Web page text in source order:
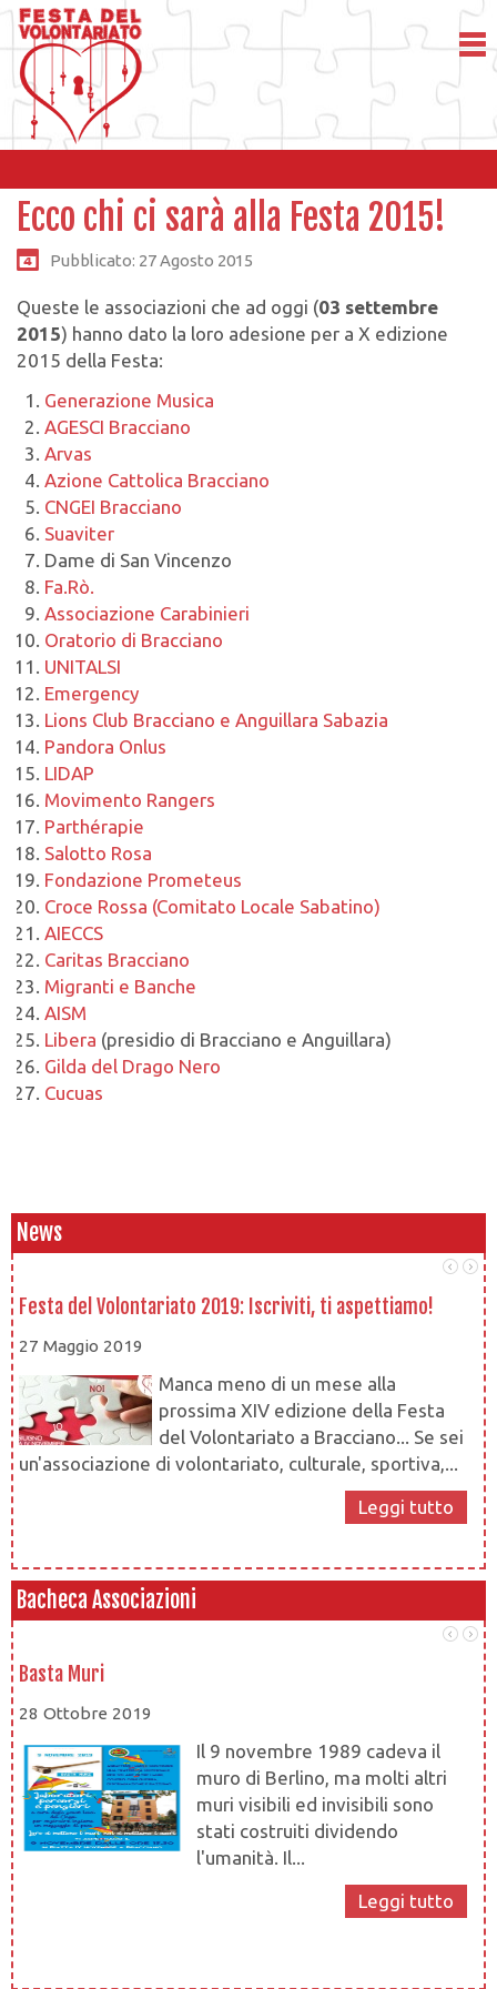
Ecco chi ci sarà alla Festa 2015!
Pubblicato: 27 Agosto 2015
Queste le associazioni che ad oggi (03 settembre
2015) hanno dato la loro adesione per a X edizione
2015 della Festa:
Generazione Musica
AGESCI Bracciano
Arvas
Azione Cattolica Bracciano
CNGEI Bracciano
Suaviter
Dame di San Vincenzo
Fa.Rò.
Associazione Carabinieri
Oratorio di Bracciano
UNITALSI
Emergency
Lions Club Bracciano e Anguillara Sabazia
Pandora Onlus
LIDAP
Movimento Rangers
Parthérapie
Salotto Rosa
Fondazione Prometeus
Croce Rossa (Comitato Locale Sabatino)
AIECCS
Caritas Bracciano
Migranti e Banche
AISM
Libera (presidio di Bracciano e Anguillara)
Gilda del Drago Nero
Cucuas
News
Festa del Volontariato 2019: Iscriviti, ti aspettiamo!
27 Maggio 2019
Manca meno di un mese alla
prossima XIV edizione della Festa
del Volontariato a Bracciano... Se sei
un'associazione di volontariato, culturale, sportiva,...
Leggi tutto
Bacheca Associazioni
Basta Muri
28 Ottobre 2019
Il 9 novembre 1989 cadeva il
muro di Berlino, ma molti altri
muri visibili ed invisibili sono
stati costruiti dividendo
l'umanità. Il...
Leggi tutto